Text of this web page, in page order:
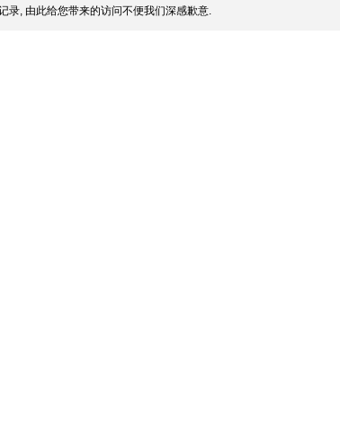
录, 由此给您带来的访问不便我们深感歉意.